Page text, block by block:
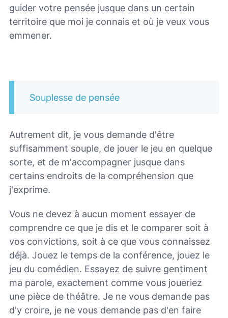
guider votre pensée jusque dans un certain
territoire que moi je connais et où je veux vous
emmener.
Souplesse de pensée
Autrement dit, je vous demande d'être
suffisamment souple, de jouer le jeu en quelque
sorte, et de m'accompagner jusque dans
certains endroits de la compréhension que
j'exprime.
Vous ne devez à aucun moment essayer de
comprendre ce que je dis et le comparer soit à
vos convictions, soit à ce que vous connaissez
déjà. Jouez le temps de la conférence, jouez le
jeu du comédien. Essayez de suivre gentiment
ma parole, exactement comme vous joueriez
une pièce de théâtre. Je ne vous demande pas
d'y croire, je ne vous demande pas d'en faire